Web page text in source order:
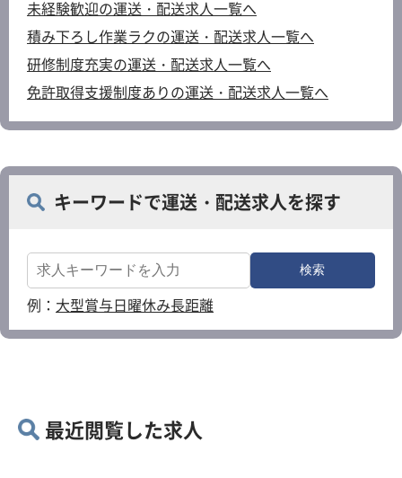
未経験歓迎の運送・配送求人一覧へ
積み下ろし作業ラクの運送・配送求人一覧へ
研修制度充実の運送・配送求人一覧へ
免許取得支援制度ありの運送・配送求人一覧へ
キーワードで運送・配送求人を探す
例： 大型賞与日曜休み長距離
最近閲覧した求人